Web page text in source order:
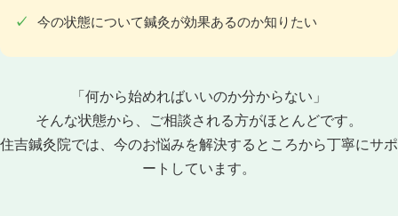
今の状態について鍼灸が効果あるのか知りたい
「何から始めればいいのか分からない」
そんな状態から、ご相談される方がほとんどです。
住吉鍼灸院では、今のお悩みを解決するところから丁寧にサポ
ートしています。